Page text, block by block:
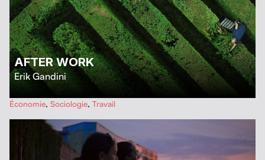
AFTER WORK
Erik Gandini
…
Économie, Sociologie, Travail